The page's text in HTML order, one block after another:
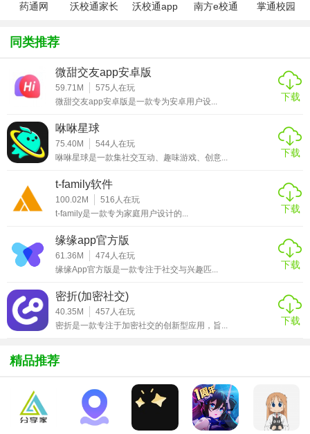
1. 快速通知：利用校通网的群组功能，教师能迅速将重要信
看，同时提供成绩变化趋势图，帮助家长了解孩子学习状
况。
3. 日程同步：学生可通过校通网查看课程表，并与个人日历
同步，方便安排日常学习和活动时间。
4. 互动交流：内置论坛和私信功能，便于家长与教师、家长
与家长之间的沟通交流，分享教育心得。
5. 资源分享：教师可上传教学资料、推荐书籍或视频，供学
【校通网亮点】
联系方式及教育理念等，增强个性化体验。
2. 数据安全：采用高级加密技术保护用户数据安全，确保信
Android还是Windows，都能流畅使用。
【校通网玩法】
药通网
沃校通家长
沃校通app
南方e校通
掌通校园
同类推荐
微甜交友app安卓版
59.71M 575 人在玩
微甜交友app安卓版是一款专为安卓用户设...
下载
咻咻星球
75.40M 544人在玩
咻咻星球是一款集社交互动、趣味游戏、创意...
下载
t-family软件
100.02M 516 人在玩
t-family是一款专为家庭用户设计的...
下载
缘缘app官方版
61.36M 474人在玩
缘缘App官方版是一款专注于社交与兴趣匹...
下载
密折(加密社交)
40.35M 457 人在玩
密折是一款专注于加密社交的创新型应用，旨...
下载
精品推荐